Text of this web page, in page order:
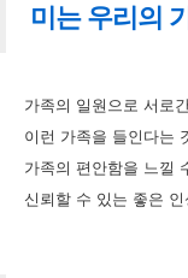
미는 우리의
가족의 일원으로 서로
이런 가족을 들인다는
가족의 편안함을 느낄
신뢰할 수 있는 좋은